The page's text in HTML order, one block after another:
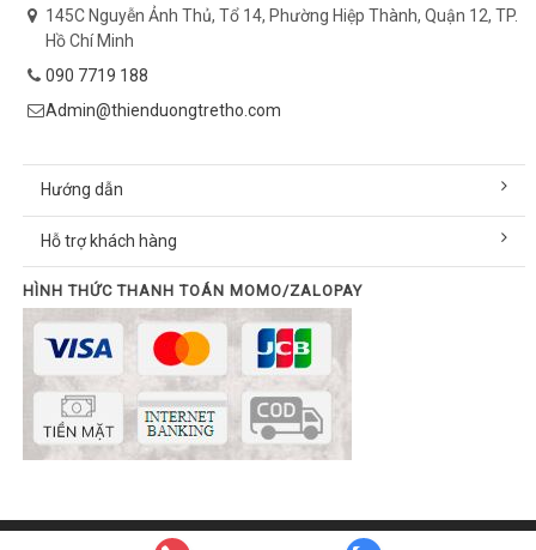
145C Nguyễn Ảnh Thủ, Tổ 14, Phường Hiệp Thành, Quận 12, TP.
Hồ Chí Minh
090 7719 188
Admin@thienduongtretho.com
Hướng dẫn
Hỗ trợ khách hàng
HÌNH THỨC THANH TOÁN MOMO/ZALOPAY
© Bản quyền thuộc về thienduongtretho.com | Cung cấp bởi